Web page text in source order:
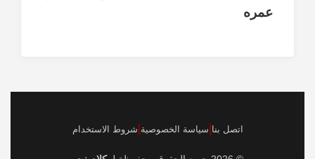
عمره
اتصل بنا سياسة الخصوصية شروط الاستخدام